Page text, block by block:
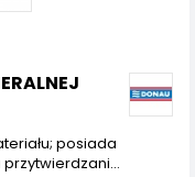
posiada